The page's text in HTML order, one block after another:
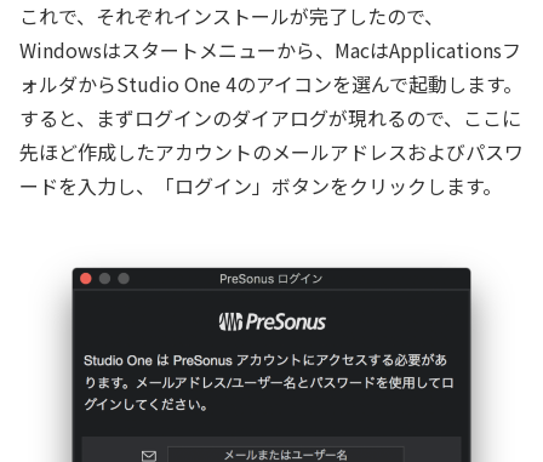
これで、それぞれインストールが完了したので、
Windowsはスタートメニューから、MacはApplicationsフ
ォルダからStudio One 4のアイコンを選んで起動します。
すると、まずログインのダイアログが現れるので、ここに
先ほど作成したアカウントのメールアドレスおよびパスワ
ードを入力し、「ログイン」ボタンをクリックします。